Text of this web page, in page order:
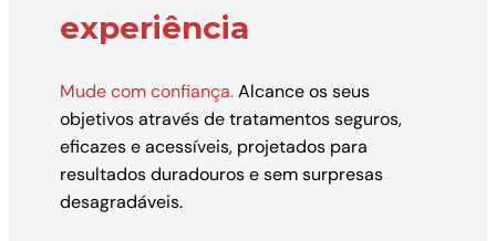
experiência
Mude com confiança.Alcance os seus
objetivos através de tratamentos seguros,
eficazes e acessíveis, projetados para
resultados duradouros e sem surpresas
desagradáveis.